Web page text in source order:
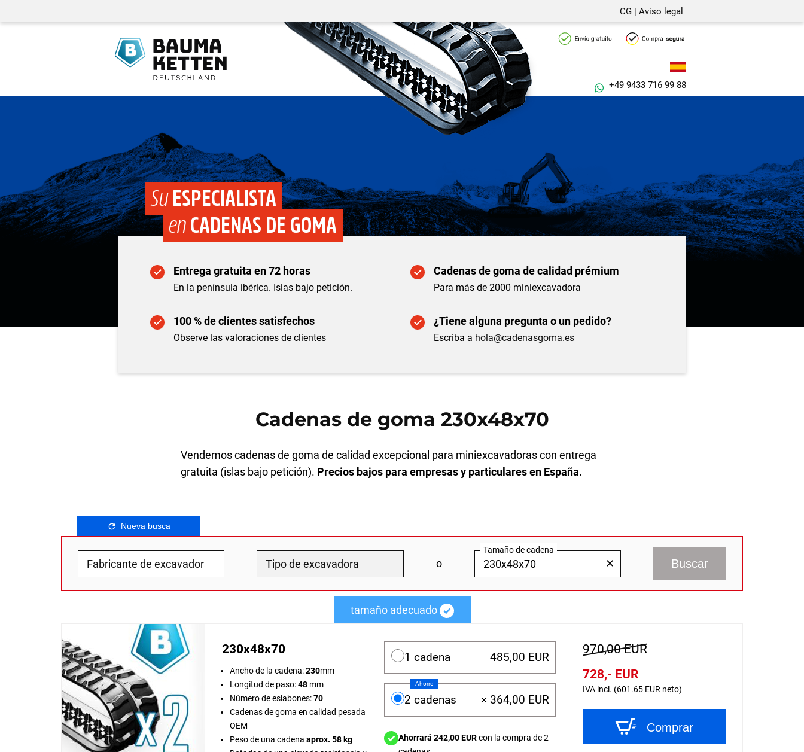
CG | Aviso legal
+49 9433 716 99 88
SuESPECIALISTA
enCADENAS DE GOMA
Entrega gratuita en 72 horas
En la península ibérica. Islas bajo petición.
Cadenas de goma de calidad prémium
Para más de 2000 miniexcavadora
100 % de clientes satisfechos
Observe las valoraciones de clientes
¿Tiene alguna pregunta o un pedido?
Escriba a hola@cadenasgoma.es
Cadenas de goma 230x48x70
Vendemos cadenas de goma de calidad excepcional para miniexcavadoras con entrega
gratuita (islas bajo petición). Precios bajos para empresas y particulares en España.
Nueva busca
o
Tamaño de cadena
✕ Buscar
tamaño adecuado
230x48x70
Ancho de la cadena:230mm
Longitud de paso:48 mm
Número de eslabones:70
Cadenas de goma en calidad pesada
OEM
Peso de una cadena aprox. 58 kg
1 cadena 485,00 EUR
2 cadenas × 364,00 EUR
Ahorre
Ahorrará 242,00 EURcon la compra de 2
970,00 EUR
728,- EUR
IVA incl. (601.65 EUR neto)
Comprar